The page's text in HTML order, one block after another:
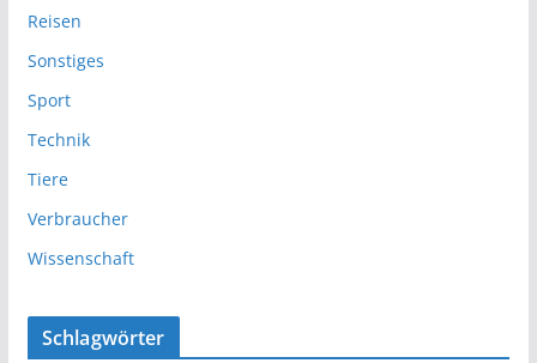
Reisen
Sonstiges
Sport
Technik
Tiere
Verbraucher
Wissenschaft
Schlagwörter